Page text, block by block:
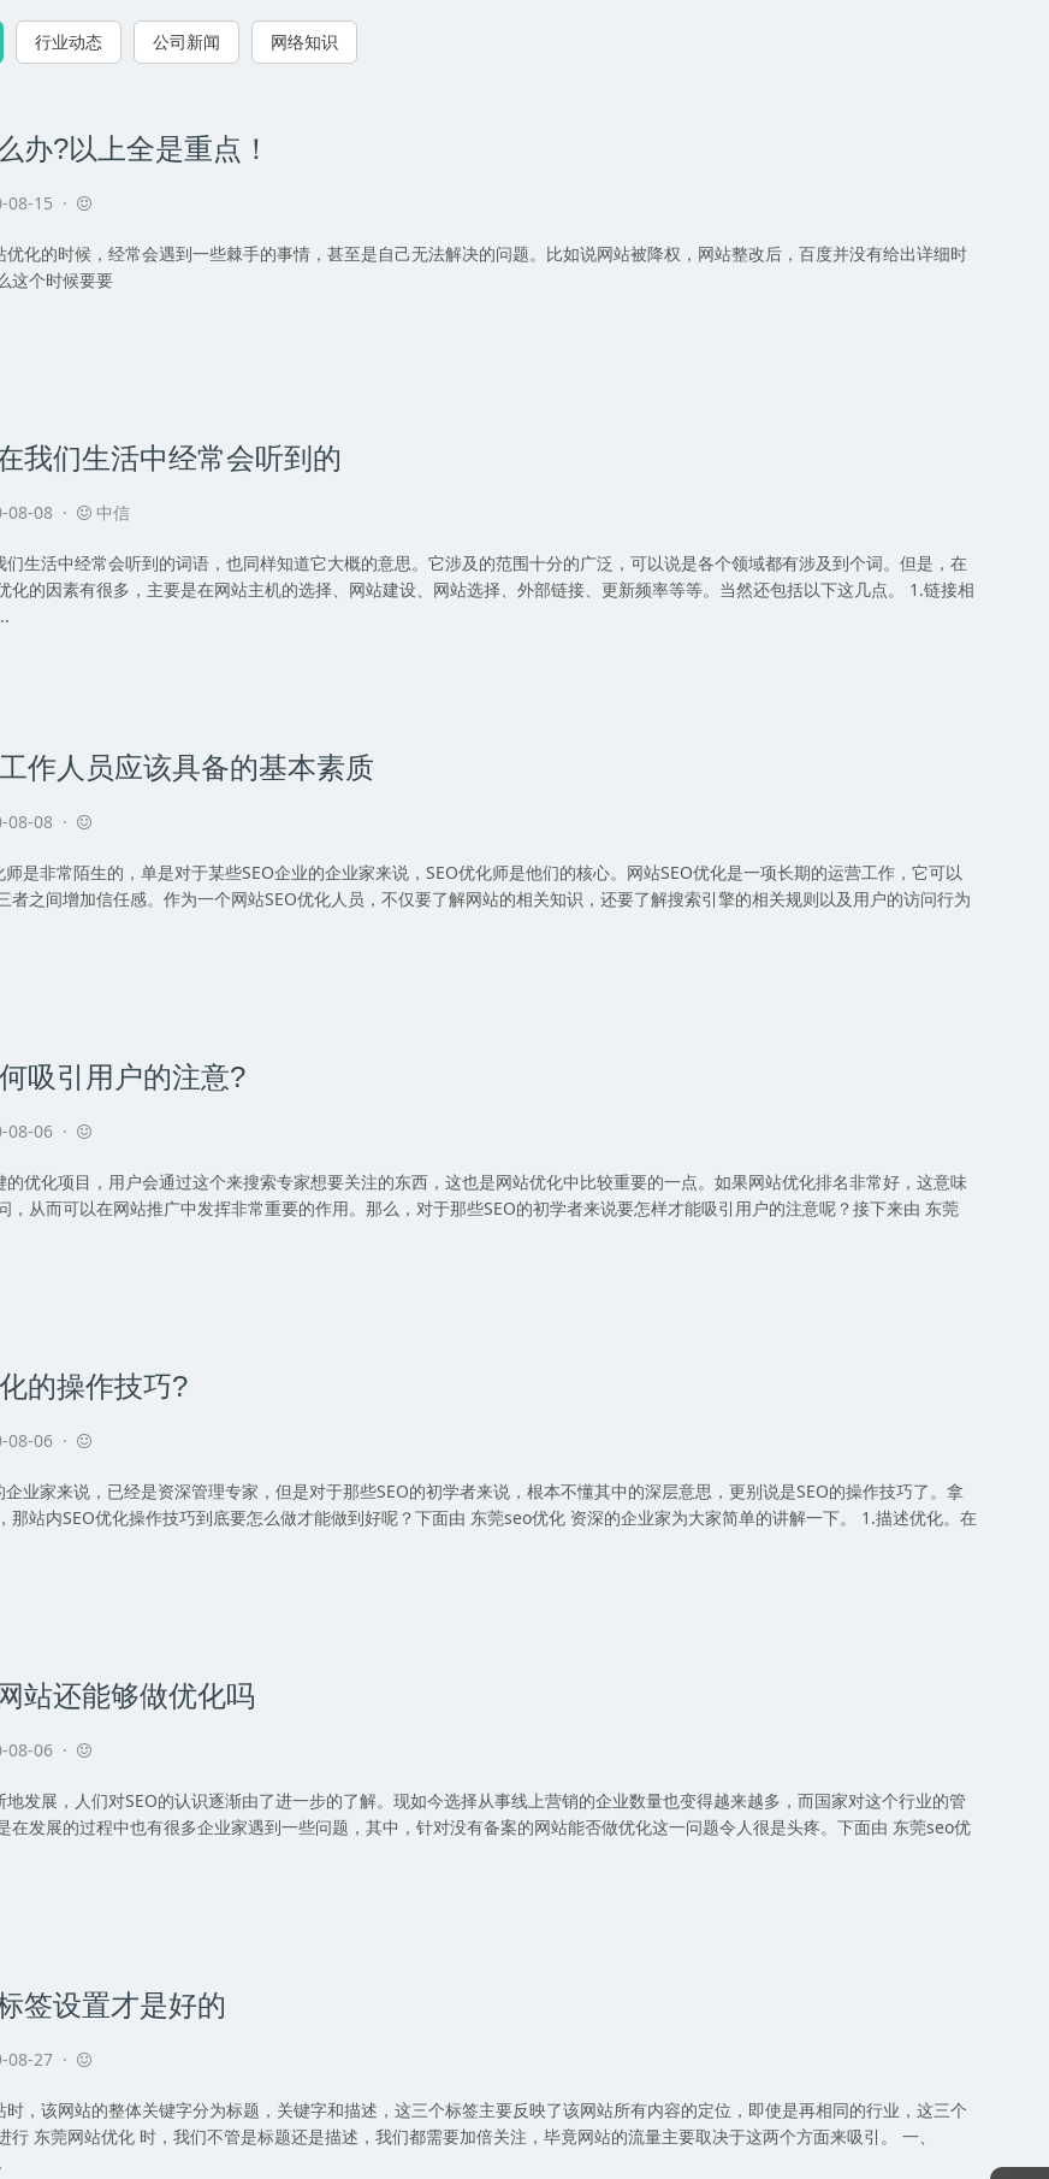
行业动态 公司新闻 网络知识
办?以上全是重点！
08-15 ·
的时候，经常会遇到一些棘手的事情，甚至是自己无法解决的问题。比如说网站被降权，网站整改后，百度并没有给出详细时
这个时候要要
我们生活中经常会听到的
08-08 · 中信
活中经常会听到的词语，也同样知道它大概的意思。它涉及的范围十分的广泛，可以说是各个领域都有涉及到个词。但是，在
化的因素有很多，主要是在网站主机的选择、网站建设、网站选择、外部链接、更新频率等等。当然还包括以下这几点。 1.链接相
作人员应该具备的基本素质
08-08 ·
非常陌生的，单是对于某些SEO企业的企业家来说，SEO优化师是他们的核心。网站SEO优化是一项长期的运营工作，它可以
者之间增加信任感。作为一个网站SEO优化人员，不仅要了解网站的相关知识，还要了解搜索引擎的相关规则以及用户的访问行为
吸引用户的注意?
08-06 ·
化项目，用户会通过这个来搜索专家想要关注的东西，这也是网站优化中比较重要的一点。如果网站优化排名非常好，这意味
，从而可以在网站推广中发挥非常重要的作用。那么，对于那些SEO的初学者来说要怎样才能吸引用户的注意呢？接下来由 东莞
的操作技巧?
08-06 ·
家来说，已经是资深管理专家，但是对于那些SEO的初学者来说，根本不懂其中的深层意思，更别说是SEO的操作技巧了。拿
那站内SEO优化操作技巧到底要怎么做才能做到好呢？下面由 东莞seo优化 资深的企业家为大家简单的讲解一下。 1.描述优化。在
站还能够做优化吗
08-06 ·
展，人们对SEO的认识逐渐由了进一步的了解。现如今选择从事线上营销的企业数量也变得越来越多，而国家对这个行业的管
在发展的过程中也有很多企业家遇到一些问题，其中，针对没有备案的网站能否做优化这一问题令人很是头疼。下面由 东莞seo优
签设置才是好的
08-27 ·
该网站的整体关键字分为标题，关键字和描述，这三个标签主要反映了该网站所有内容的定位，即使是再相同的行业，这三个
行 东莞网站优化 时，我们不管是标题还是描述，我们都需要加倍关注，毕竟网站的流量主要取决于这两个方面来吸引。 一、